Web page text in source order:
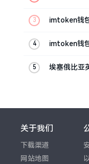
imtoken钱
imtoken钱
埃塞俄比亚
关于我们
下载渠道
网站地图